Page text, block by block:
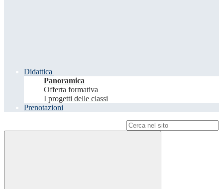
Didattica
Panoramica
Offerta formativa
I progetti delle classi
Prenotazioni